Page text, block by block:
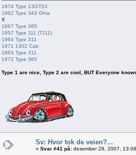
1974 Type 13GT03
1962 Type 343 Ghia
X
1967 Type 365
1957 Type 111 (T111)
1964 Type 311
1971 1302 Cab
1963 Type 311
1972 Type 365
Type 1 are nice, Type 2 are cool, BUT Everyone
Sv: Hvor tok de veien?...
« Svar #41 på: desember 29, 2007,